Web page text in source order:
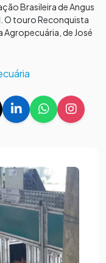
Brasileira de Angus
O touro Reconquista
Agropecuária, de José